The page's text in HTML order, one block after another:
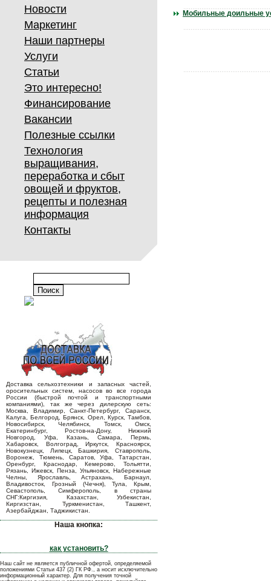
Новости
Маркетинг
Наши партнеры
Услуги
Статьи
Это интересно!
Финансирование
Вакансии
Полезные ссылки
Технология
выращивания,
переработка и сбыт
овощей и фруктов,
рецепты и полезная
информация
Контакты
Доставка сельхозтехники и запасных частей,
оросительных систем, насосов во все города
России (быстрой почтой и транспортными
компаниями), так же через дилерскую сеть:
Москва, Владимир, Санкт-Петербург, Саранск,
Калуга, Белгород, Брянск, Орел, Курск, Тамбов,
Новосибирск, Челябинск, Томск, Омск,
Екатеринбург, Ростов-на-Дону, Нижний
Новгород, Уфа, Казань, Самара, Пермь,
Хабаровск, Волгоград, Иркутск, Красноярск,
Новокузнецк, Липецк, Башкирия, Ставрополь,
Воронеж, Тюмень, Саратов, Уфа, Татарстан,
Оренбург, Краснодар, Кемерово, Тольятти,
Рязань, Ижевск, Пенза, Ульяновск, Набережные
Челны, Ярославль, Астрахань, Барнаул,
Владивосток, Грозный (Чечня), Тула, Крым,
Севастополь, Симферополь, в страны
СНГ:Киргизия, Казахстан, Узбекистан,
Киргизстан, Туркменистан, Ташкент,
Азербайджан, Таджикистан.
Наша кнопка:
как установить?
Наш сайт не является публичной офертой, определяемой
положениями Статьи 437 (2) ГК РФ., а носит исключительно
информационный характер. Для получения точной
Мобильные доильные